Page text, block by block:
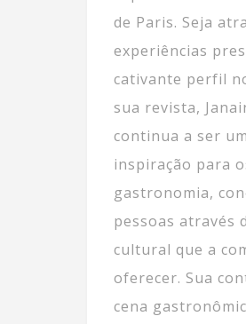
de Paris. Seja
experiências
cativante perfil
sua revista,
continua a ser
inspiração para
gastronomia,
pessoas através
cultural que a
oferecer. Sua
cena